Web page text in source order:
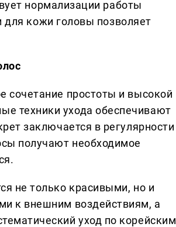
нормализации работы
для кожи головы позволяет
сочетание простоты и высокой
техники ухода обеспечивают
заключается в регулярности
получают необходимое
не только красивыми, но и
к внешним воздействиям, а
уход по корейским